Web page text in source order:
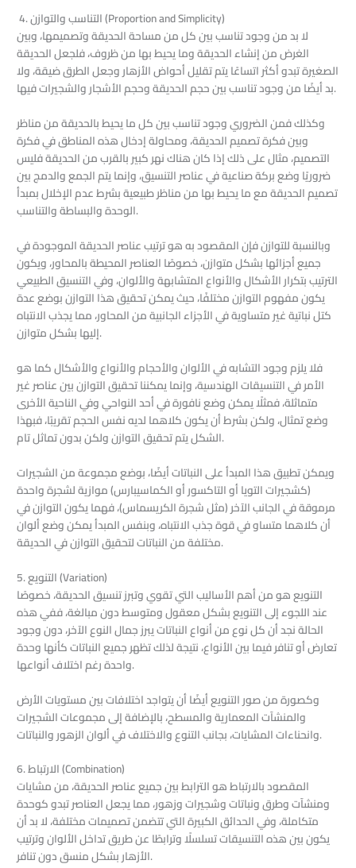
4. التناسب والتوازن (Proportion and Simplicity)
لا بد من وجود تناسب بين كل من مساحة الحديقة وتصميمها، وبين
الغرض من إنشاء الحديقة وما يحيط بها من ظروف، فلجعل الحديقة
الصغيرة تبدو أكثر اتساعًا يتم تقليل أحواض الأزهار وجعل الطرق ضيقة، ولا
بد أيضًا من وجود تناسب بين حجم الحديقة وحجم الأشجار والشجيرات فيها.
وكذلك فمن الضروري وجود تناسب بين كل ما يحيط بالحديقة من مناظر
وبين فكرة تصميم الحديقة، ومحاولة إدخال هذه المناطق في فكرة
التصميم، مثال على ذلك إذا كان هناك نهر كبير بالقرب من الحديقة فليس
ضروريًا وضع بركة صناعية في عناصر التنسيق، وإنما يتم الجمع والدمج بين
تصميم الحديقة مع ما يحيط بها من مناظر طبيعية بشرط عدم الإخلال بمبدأ
الوحدة والبساطة والتناسب.
وبالنسبة للتوازن فإن المقصود به هو ترتيب عناصر الحديقة الموجودة في
جميع أجزائها بشكل متوازن، خصوصًا العناصر المحيطة بالمحاور، ويكون
الترتيب بتكرار الأشكال والأنواع المتشابهة والألوان، وفي التنسيق الطبيعي
يكون مفهوم التوازن مختلفًا، حيث يمكن تحقيق هذا التوازن بوضع عدة
كتل نباتية غير متساوية في الأجزاء الجانبية من المحاور، مما يجذب الانتباه
إليها بشكل متوازن.
فلا يلزم وجود التشابه في الألوان والأحجام والأنواع والأشكال كما هو
الأمر في التنسيقات الهندسية، وإنما يمكننا تحقيق التوازن بين عناصر غير
متماثلة، فمثلًا يمكن وضع نافورة في أحد النواحي وفي الناحية الأخرى
وضع تمثال، ولكن بشرط أن يكون كلاهما لديه نفس الحجم تقريبًا، فبهذا
الشكل يتم تحقيق التوازن ولكن بدون تماثل تام.
ويمكن تطبيق هذا المبدأ على النباتات أيضًا، بوضع مجموعة من الشجيرات
(كشجيرات التويا أو التاكسور أو الكماسيبارس) موازية لشجرة واحدة
مرموقة في الجانب الآخر (مثل شجرة الكريسماس)، فهما يكون التوازن في
أن كلاهما متساو في قوة جذب الانتباه، وبنفس المبدأ يمكن وضع ألوان
مختلفة من النباتات لتحقيق التوازن في الحديقة.
5. التنويع (Variation)
التنويع هو من أهم الأساليب التي تقوي وتبرز تنسيق الحديقة، خصوصًا
عند اللجوء إلى التنويع بشكل معقول ومتوسط دون مبالغة، ففي هذه
الحالة نجد أن كل نوع من أنواع النباتات يبرز جمال النوع الآخر، دون وجود
تعارض أو تنافر فيما بين الأنواع، نتيجة لذلك تظهر جميع النباتات كأنها وحدة
واحدة رغم اختلاف أنواعها.
وكصورة من صور التنويع أيضًا أن يتواجد اختلافات بين مستويات الأرض
والمنشآت المعمارية والمسطح، بالإضافة إلى مجموعات الشجيرات
وانحناءات المشايات، بجانب التنوع والاختلاف في ألوان الزهور والنباتات.
6. الارتباط (Combination)
المقصود بالارتباط هو الترابط بين جميع عناصر الحديقة، من مشايات
ومنشآت وطرق ونباتات وشجيرات وزهور، مما يجعل العناصر تبدو كوحدة
متكاملة، وفي الحدائق الكبيرة التي تتضمن تصميمات مختلفة، لا بد أن
يكون بين هذه التنسيقات تسلسلًا وترابطًا عن طريق تداخل الألوان وترتيب
الأزهار بشكل منسق دون تنافر.